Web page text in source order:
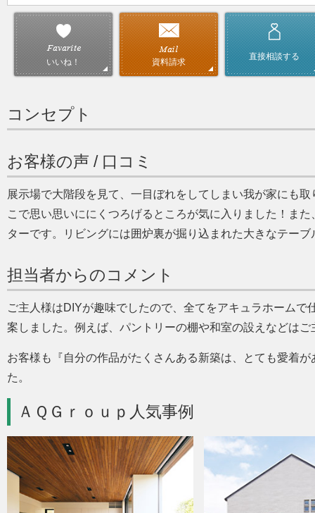
いいね！ 資料請求
直接相談する
コンセプト
お客様の声 / 口コミ
展示場で大階段を見て、一目ぼれをしてしまい我が家にも
こで思い思いににくつろげるところが気に入りました！ま
ターです。リビングには囲炉裏が掘り込まれた大きなテー
担当者からのコメント
ご主人様はDIYが趣味でしたので、全てをアキュラホーム
案しました。例えば、パントリーの棚や和室の設えなどは
お客様も『自分の作品がたくさんある新築は、とても愛着
た。
ＡＱＧｒｏｕｐ人気事例